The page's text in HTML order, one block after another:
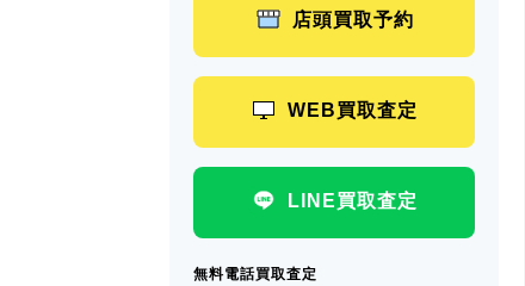
店頭買取予約
WEB買取査定
LINE買取査定
無料電話買取査定